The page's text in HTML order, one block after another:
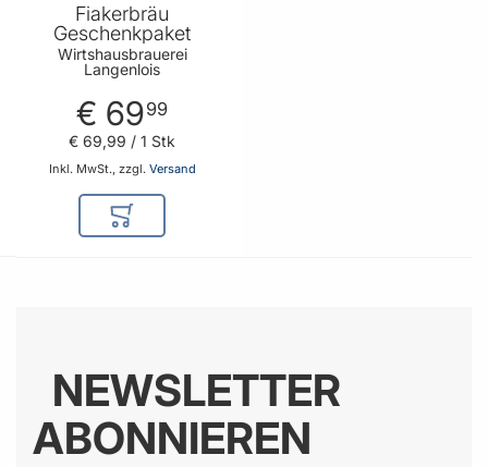
Fiakerbräu
Geschenkpaket
Wirtshausbrauerei
Langenlois
€ 6999
Inkl. MwSt., zzgl. Versand
€ 69,99 / 1 Stk
In den Warenkorb
NEWSLETTER
ABONNIEREN